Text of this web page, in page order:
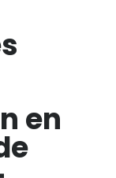
en